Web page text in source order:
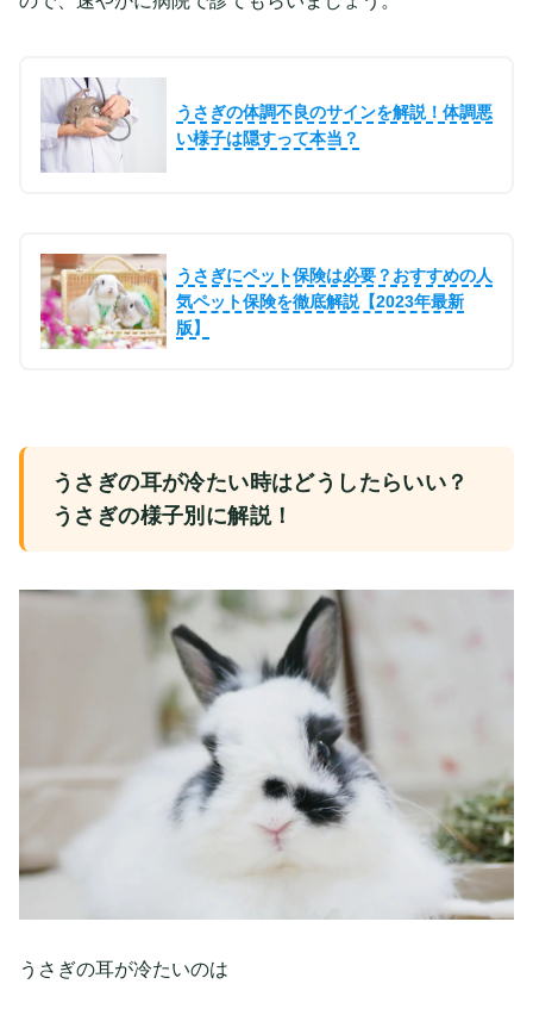
うさぎの体調不良のサインを解説！体調悪
い様子は隠すって本当？
うさぎにペット保険は必要？おすすめの人
気ペット保険を徹底解説【2023年最新
版】
うさぎの耳が冷たい時はどうしたらいい？
うさぎの様子別に解説！
うさぎの耳が冷たいのは